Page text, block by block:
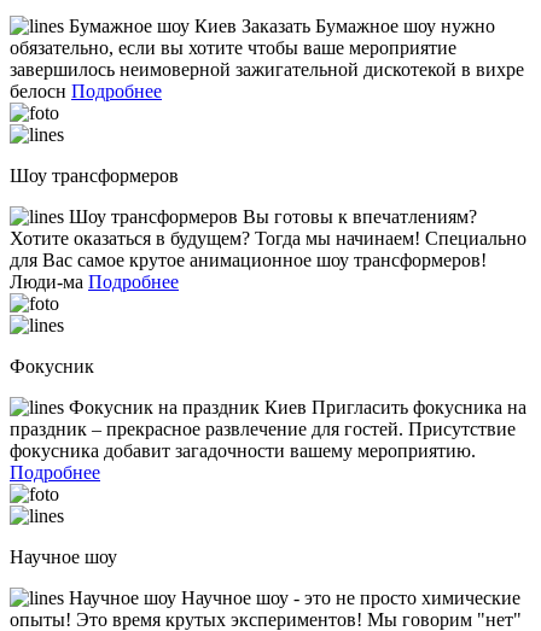
Бумажное шоу Киев Заказать Бумажное шоу нужно
обязательно, если вы хотите чтобы ваше мероприятие
завершилось неимоверной зажигательной дискотекой в вихре
белосн Подробнее
Шоу трансформеров
Шоу трансформеров Вы готовы к впечатлениям?
Хотите оказаться в будущем? Тогда мы начинаем! Специально
для Вас самое крутое анимационное шоу трансформеров!
Люди-ма Подробнее
Фокусник
Фокусник на праздник Киев Пригласить фокусника на
праздник – прекрасное развлечение для гостей. Присутствие
фокусника добавит загадочности вашему мероприятию.
Подробнее
Научное шоу
Научное шоу Научное шоу - это не просто химические
опыты! Это время крутых экспериментов! Мы говорим "нет"